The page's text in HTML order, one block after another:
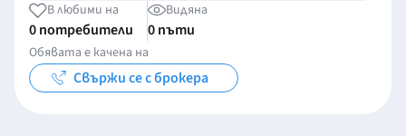
В любими на
0 потребители
Видяна
0 пъти
Обявата е качена на
Свържи се с брокера